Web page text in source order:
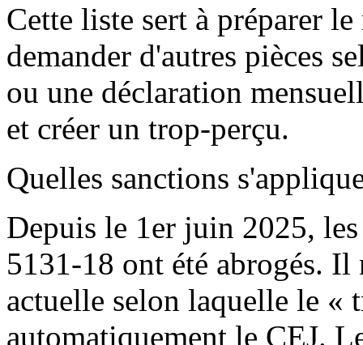
Cette liste sert à préparer
demander d'autres pièces
ou une déclaration
et créer un trop-perçu.
Quelles sanctions
Depuis le 1er juin 2025,
5131-18 ont été abrogés.
actuelle selon laquelle le «
automatiquement le CEJ.